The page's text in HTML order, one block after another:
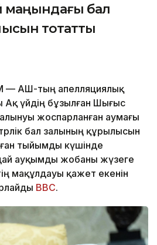
маңындағы бал
тоқтатты
— АҚШ-тың апелляциялық
Ақ үйдің бұзылған Шығыс
жоспарланған аумағы
бал залының құрылысын
тыйымды күшінде
ауқымды жобаны жүзеге
мақұлдауы қажет екенін
BBC.